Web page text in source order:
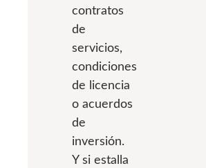
contratos
de
servicios,
condiciones
de licencia
o acuerdos
de
inversión.
Y si estalla